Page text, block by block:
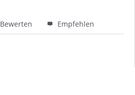
Bewerten Empfehlen